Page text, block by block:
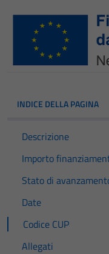
INDICE DELLA PAGINA
Descrizione
Importo
Stato di
Date
Codice CUP
Allegati